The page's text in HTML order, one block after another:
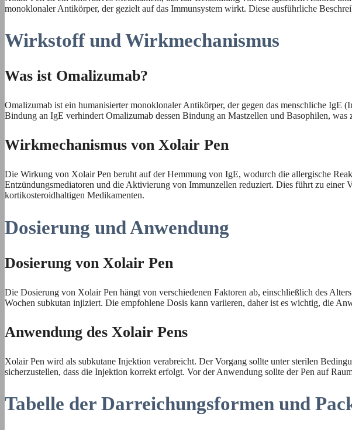
monoklonaler Antikörper, der gezielt auf das Immunsystem wirkt. Diese ausführliche
Wirkstoff und Wirkmechanismus
Was ist Omalizumab?
Omalizumab ist ein humanisierter monoklonaler Antikörper, der gegen das menschliche
Bindung an IgE verhindert Omalizumab dessen Bindung an Mastzellen und Basophilen,
Wirkmechanismus von Xolair Pen
Die Wirkung von Xolair Pen beruht auf der Hemmung von IgE, wodurch die allergische
Entzündungsmediatoren und die Aktivierung von Immunzellen reduziert. Dies führt zu einer
kortikosteroidhaltigen Medikamenten.
Dosierung und Anwendung
Dosierung von Xolair Pen
Die Dosierung von Xolair Pen hängt von verschiedenen Faktoren ab, einschließlich des
Wochen subkutan injiziert. Die empfohlene Dosis kann variieren, daher ist es wichtig, die
Anwendung des Xolair Pens
Xolair Pen wird als subkutane Injektion verabreicht. Der Vorgang sollte unter sterilen
sicherzustellen, dass die Injektion korrekt erfolgt. Vor der Anwendung sollte der Pen auf
Tabelle der Darreichungsformen und